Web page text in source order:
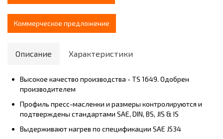
Коммерческое предложение
Описание Характеристики
Высокое качество производства - TS 1649. Одобрен
производителем
Профиль пресс-масленки и размеры контролируются и
подтверждены стандартами SAE, DIN, BS, JIS & IS
Выдерживают нагрев по спецификации SAE J534